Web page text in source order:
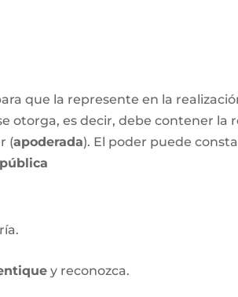
que la represente en la
otorga, es decir, debe contener la
(apoderada). El poder puede
y reconozca.